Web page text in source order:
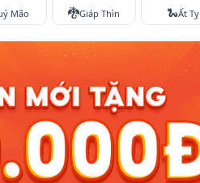
Mão 🐉Giáp Thìn 🐍Ất Tỵ